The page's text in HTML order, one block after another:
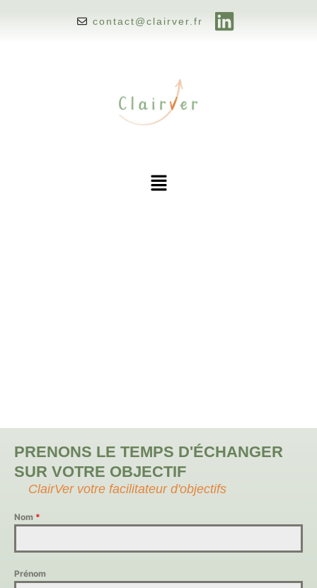
contact@clairver.fr
PRENONS LE TEMPS D'ÉCHANGER
SUR VOTRE OBJECTIF
ClairVer votre facilitateur d'objectifs
Nom *
Prénom